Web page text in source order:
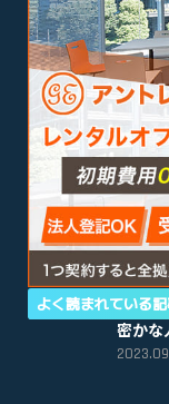
よく読まれている
密かな